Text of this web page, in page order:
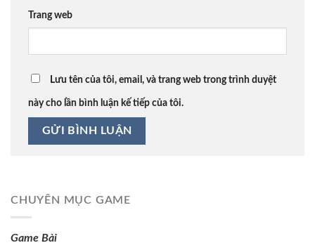
Trang web
Lưu tên của tôi, email, và trang web trong trình duyệt
này cho lần bình luận kế tiếp của tôi.
CHUYÊN MỤC GAME
Game Bài